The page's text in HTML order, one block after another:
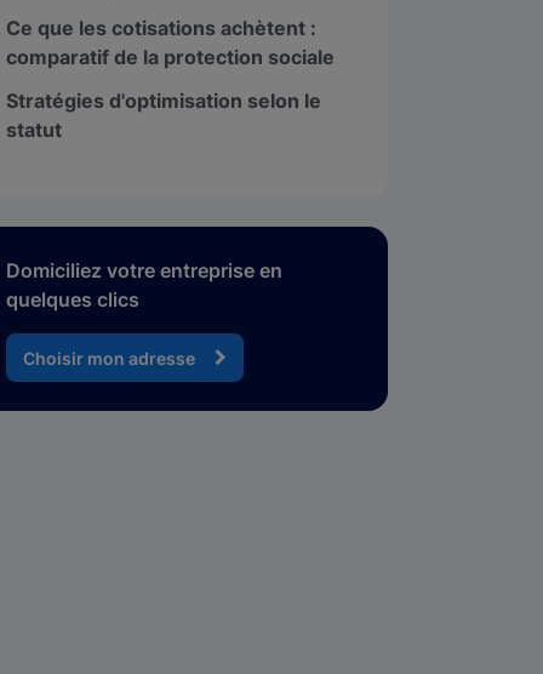
4.96
Ce que les cotisations achètent :
comparatif de la protection sociale
Stratégies d'optimisation selon le
statut
Domiciliez votre entreprise en
quelques clics
Choisir mon adresse